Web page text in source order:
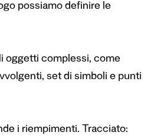
possiamo definire le
oggetti complessi, come
set di simboli e punti
i riempimenti. Tracciato: